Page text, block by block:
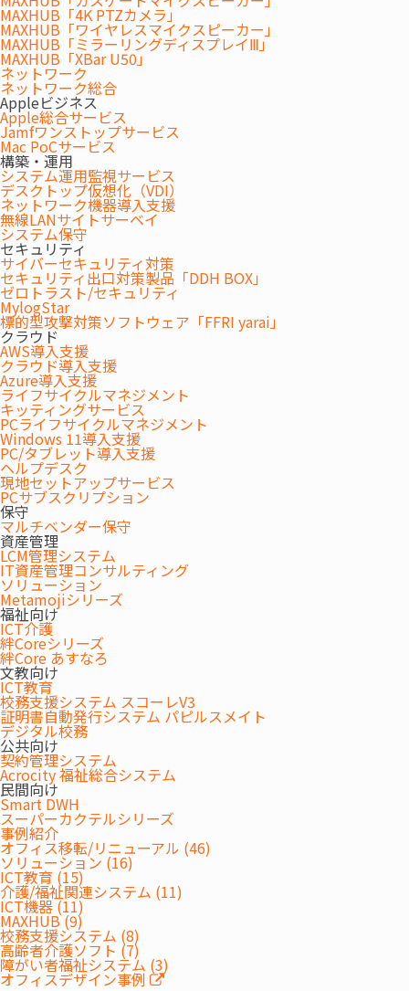
MAXHUB「4K PTZカメラ」
MAXHUB「ワイヤレスマイクスピーカー」
MAXHUB「ミラーリングディスプレイⅢ」
MAXHUB「XBar U50」
ネットワーク
ネットワーク総合
Appleビジネス
Apple総合サービス
Jamfワンストップサービス
Mac PoCサービス
構築・運用
システム運用監視サービス
デスクトップ仮想化（VDI）
ネットワーク機器導入支援
無線LANサイトサーベイ
システム保守
セキュリティ
サイバーセキュリティ対策
セキュリティ出口対策製品「DDH BOX」
ゼロトラスト/セキュリティ
MylogStar
標的型攻撃対策ソフトウェア「FFRI yarai」
クラウド
AWS導入支援
クラウド導入支援
Azure導入支援
ライフサイクルマネジメント
キッティングサービス
PCライフサイクルマネジメント
Windows 11導入支援
PC/タブレット導入支援
ヘルプデスク
現地セットアップサービス
PCサブスクリプション
保守
マルチベンダー保守
資産管理
LCM管理システム
IT資産管理コンサルティング
ソリューション
Metamojiシリーズ
福祉向け
ICT介護
絆Coreシリーズ
絆Core あすなろ
文教向け
ICT教育
校務支援システム スコーレV3
証明書自動発行システム パピルスメイト
デジタル校務
公共向け
契約管理システム
Acrocity 福祉総合システム
民間向け
Smart DWH
スーパーカクテルシリーズ
事例紹介
オフィス移転/リニューアル (46)
ソリューション (16)
ICT教育 (15)
介護/福祉関連システム (11)
ICT機器 (11)
MAXHUB (9)
校務支援システム (8)
高齢者介護ソフト (7)
障がい者福祉システム (3)
オフィスデザイン事例
2026.07.31
『府中市教育委員会の次世代校務DX基盤の構築にウチダエスコが携わ
りました！』を掲載しました。
製品/サービス
2026.07.31
『MAXHUB「LED V3 Liteシリーズ」』を掲載しました。
特集/コラム
2026.07.29
『電子黒板の選び方とは？教育や会議での活用と運用のポイントを解
説』を掲載しました。
特集/コラム
2026.07.17
『デジタルサイネージの導入手順｜紙掲示との比較と選び方』を掲載
しました。
特集/コラム
2026.07.15
『パソコンミラーリングのガイド2026最新 OS・Wi-Fi 7対応の設定と
トラブル解決法』を掲載しました。
特集/コラム
2026.07.09
『ワイヤレスディスプレイ導入のポイント 仕組み・選び方・会議室へ
の活用方法を解説』を掲載しました。
特集/コラム
2026.07.07
『ミラーリングの基本と活用ポイント 会議準備の効率化とワイヤレス
BYODの導入メリット』を掲載しました。
特集/コラム
2026.07.02
『MAXHUBとは？All in One Meeting Board V7の特長と導入・保守体
制』を掲載しました。